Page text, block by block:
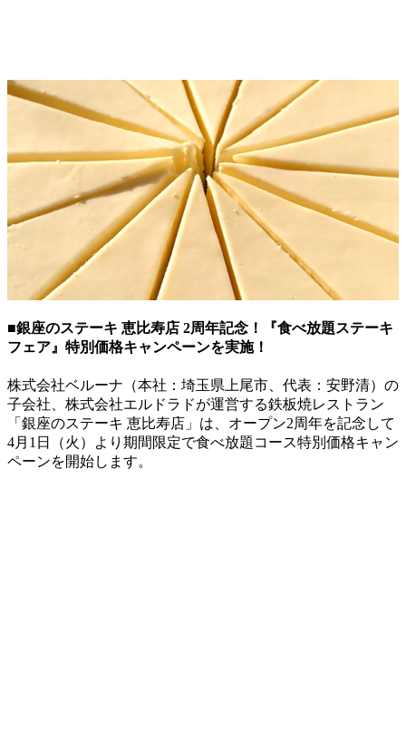
■銀座のステーキ 恵比寿店 2周年記念！『食べ放題ステーキ
フェア』特別価格キャンペーンを実施！
株式会社ベルーナ（本社：埼玉県上尾市、代表：安野清）の
子会社、株式会社エルドラドが運営する鉄板焼レストラン
「銀座のステーキ 恵比寿店」は、オープン2周年を記念して
4月1日（火）より期間限定で食べ放題コース特別価格キャン
ペーンを開始します。